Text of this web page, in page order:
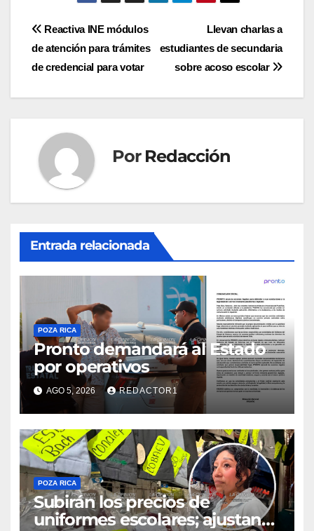
Navegación
de
entradas
Llevan charlas a
estudiantes de secundaria
sobre acoso escolar
Reactiva INE módulos
de atención para trámites
de credencial para votar
Por Redacción
Entrada relacionada
POZA RICA
Pronto demandará al Estado
por operativos
AGO 5, 2026 REDACTOR1
POZA RICA
Subirán los precios de
uniformes escolares; ajustan